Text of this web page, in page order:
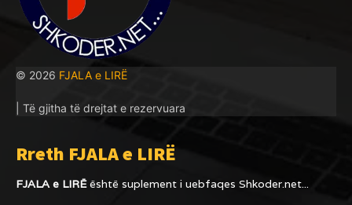
© 2026 FJALA e LIRË
| Të gjitha të drejtat e rezervuara
Rreth FJALA e LIRË
FJALA e LIRËështë suplement i uebfaqes Shkoder.net...